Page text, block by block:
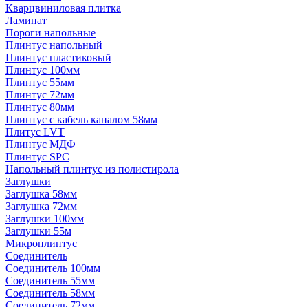
Кварцвиниловая плитка
Ламинат
Пороги напольные
Плинтус напольный
Плинтус пластиковый
Плинтус 100мм
Плинтус 55мм
Плинтус 72мм
Плинтус 80мм
Плинтус с кабель каналом 58мм
Плитус LVT
Плинтус МДФ
Плинтус SPC
Напольный плинтус из полистирола
Заглушки
Заглушка 58мм
Заглушка 72мм
Заглушки 100мм
Заглушки 55м
Микроплинтус
Соединитель
Соединитель 100мм
Соединитель 55мм
Соединитель 58мм